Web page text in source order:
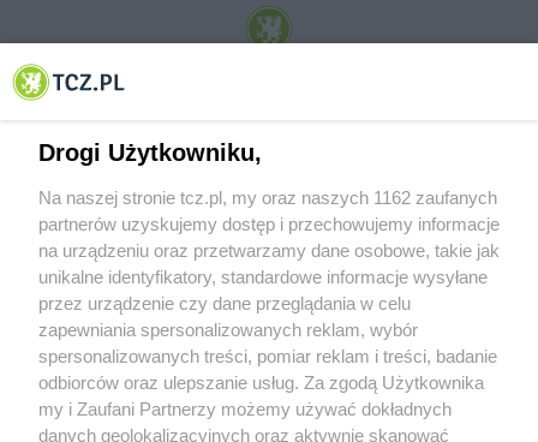
© 2001-2026 Tczew - TCZ.PL Sp. z o.o. Internetowy Serwis Informacyjny Miasta
O FIRMIE POLITYKA PRYWATNOŚCI HOSTING
REKLAMA WSPÓŁPRACA RSS FACEBOOK KONTAKT
Nasze serwisy
Drogi Użytkowniku,
Na naszej stronie tcz.pl, my oraz naszych 1162 zaufanych
partnerów uzyskujemy dostęp i przechowujemy informacje
na urządzeniu oraz przetwarzamy dane osobowe, takie jak
unikalne identyfikatory, standardowe informacje wysyłane
przez urządzenie czy dane przeglądania w celu
zapewniania spersonalizowanych reklam, wybór
spersonalizowanych treści, pomiar reklam i treści, badanie
odbiorców oraz ulepszanie usług. Za zgodą Użytkownika
my i Zaufani Partnerzy możemy używać dokładnych
danych geolokalizacyjnych oraz aktywnie skanować